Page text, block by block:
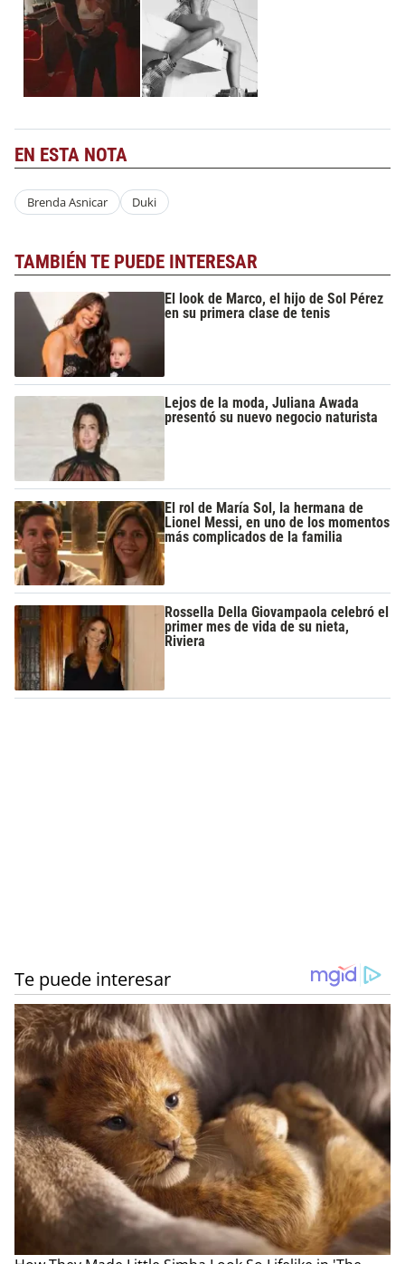
EN ESTA NOTA
Brenda Asnicar Duki
TAMBIÉN TE PUEDE INTERESAR
El look de Marco, el hijo de Sol Pérez
en su primera clase de tenis
Lejos de la moda, Juliana Awada
presentó su nuevo negocio naturista
El rol de María Sol, la hermana de
Lionel Messi, en uno de los momentos
más complicados de la familia
Rossella Della Giovampaola celebró el
primer mes de vida de su nieta,
Riviera